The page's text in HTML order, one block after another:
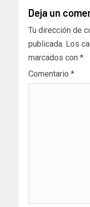
Deja un
Tu dirección de
publicada. Los
marcados con *
Comentario *